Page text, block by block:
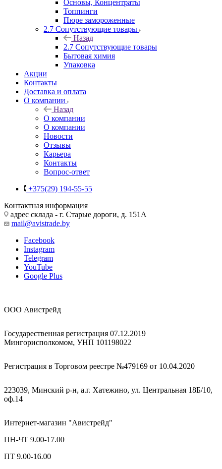
Основы, Концентраты
Топпинги
Пюре замороженные
2.7 Сопутствующие товары
Назад
2.7 Сопутствующие товары
Бытовая химия
Упаковка
Акции
Контакты
Доставка и оплата
О компании
Назад
О компании
О компании
Новости
Отзывы
Карьера
Контакты
Вопрос-ответ
+375(29) 194-55-55
Контактная информация
адрес склада - г. Старые дороги, д. 151А
mail@avistrade.by
Facebook
Instagram
Telegram
YouTube
Google Plus
ООО Авистрейд
Государественная регистрация 07.12.2019
Мингорисполкомом, УНП 101198022
Регистрация в Торговом реестре №479169 от 10.04.2020
223039, Минский р-н, а.г. Хатежино, ул. Центральная 18Б/10,
оф.14
Интернет-магазин "Авистрейд"
ПН-ЧТ 9.00-17.00
ПТ 9.00-16.00